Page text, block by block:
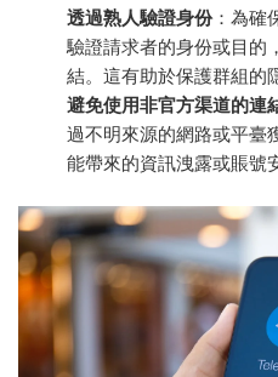
透過熟人驗證身份：為確
驗證請求者的身份或目的
結。這有助於保護群組的
避免使用非官方渠道的連
過不明來源的網路或平臺
能帶來的資訊洩露或賬號